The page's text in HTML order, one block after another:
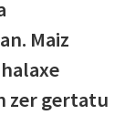
Maiz
zer gertatu